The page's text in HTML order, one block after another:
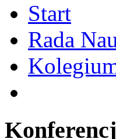
Start
Rada